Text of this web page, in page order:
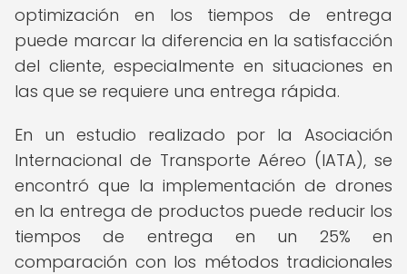
optimización en los tiempos de entrega
puede marcar la diferencia en la satisfacción
del cliente, especialmente en situaciones en
las que se requiere una entrega rápida.
En un estudio realizado por la Asociación
Internacional de Transporte Aéreo (IATA), se
encontró que la implementación de drones
en la entrega de productos puede reducir los
tiempos de entrega en un 25% en
comparación con los métodos tradicionales